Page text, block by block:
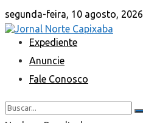
segunda-feira, 10 agosto, 2026
Expediente
Anuncie
Fale Conosco